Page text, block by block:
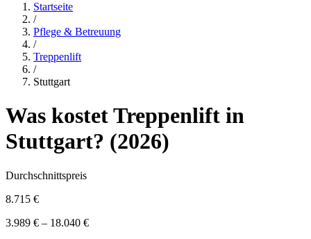
Startseite
/
Pflege & Betreuung
/
Treppenlift
/
Stuttgart
Was kostetTreppenlift in
Stuttgart? (2026)
Durchschnittspreis
8.715 €
3.989 € – 18.040 €